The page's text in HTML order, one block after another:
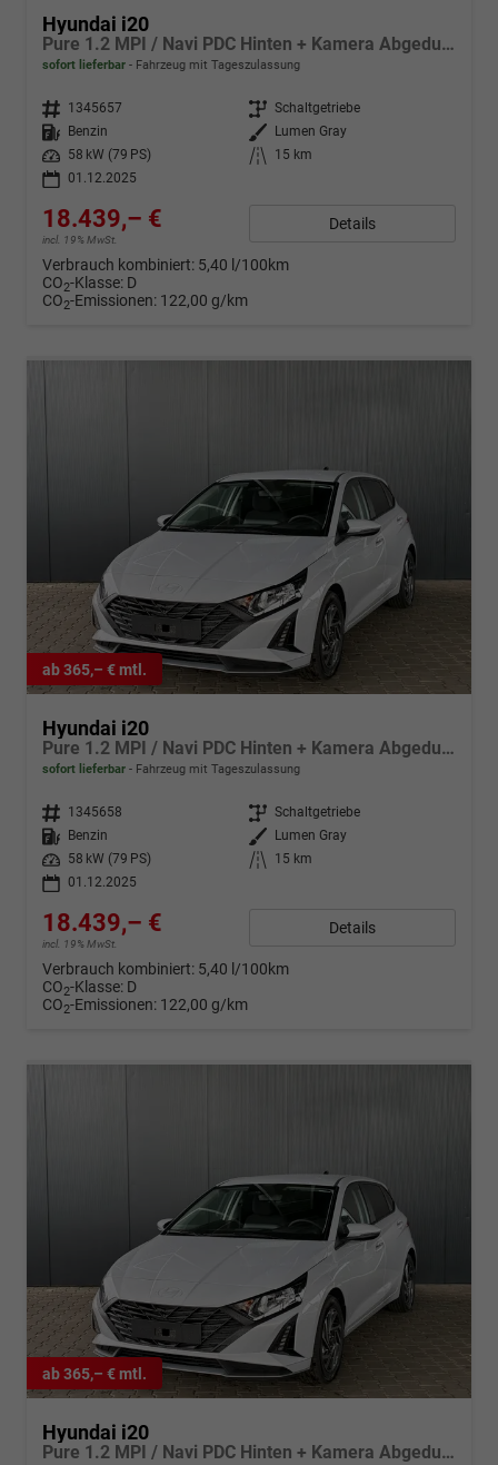
Hyundai i20
Pure 1.2 MPI / Navi PDC Hinten + Kamera Abgedunkelte Scheiben Tempomat Alu 16"
sofort lieferbar Fahrzeug mit Tageszulassung
Fahrzeugnr. 1345657 Getriebe Schaltgetriebe
Kraftstoff
Benzin Außenfarbe
Lumen Gray
Leistung
58 kW (79 PS) Kilometerstand
15 km
01.12.2025
18.439,– €
incl. 19% MwSt.
Details
Verbrauch kombiniert: 5,40 l/100km
CO2-Klasse: D
CO2-Emissionen: 122,00 g/km
ab 365,– € mtl.
Hyundai i20
Pure 1.2 MPI / Navi PDC Hinten + Kamera Abgedunkelte Scheiben Tempomat Alu 16"
sofort lieferbar Fahrzeug mit Tageszulassung
Fahrzeugnr. 1345658 Getriebe Schaltgetriebe
Kraftstoff
Benzin Außenfarbe
Lumen Gray
Leistung
58 kW (79 PS) Kilometerstand
15 km
01.12.2025
18.439,– €
incl. 19% MwSt.
Details
Verbrauch kombiniert: 5,40 l/100km
CO2-Klasse: D
CO2-Emissionen: 122,00 g/km
ab 365,– € mtl.
Hyundai i20
Pure 1.2 MPI / Navi PDC Hinten + Kamera Abgedunkelte Scheiben Tempomat Alu 16"